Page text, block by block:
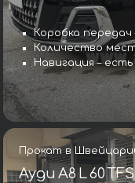
Коробка
Количество мест
Навигация – есть
Прокат в
Ауди A8 L 60